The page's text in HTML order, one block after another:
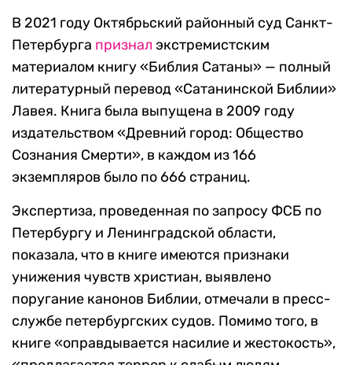
В 2021 году Октябрьский районный суд Санкт-
Петербурга признал экстремистским
материалом книгу «Библия Сатаны» — полный
литературный перевод «Сатанинской Библии»
Лавея. Книга была выпущена в 2009 году
издательством «Древний город: Общество
Сознания Смерти», в каждом из 166
экземпляров было по 666 страниц.
Экспертиза, проведенная по запросу ФСБ по
Петербургу и Ленинградской области,
показала, что в книге имеются признаки
унижения чувств христиан, выявлено
поругание канонов Библии, отмечали в пресс-
службе петербургских судов. Помимо того, в
книге «оправдывается насилие и жестокость»,